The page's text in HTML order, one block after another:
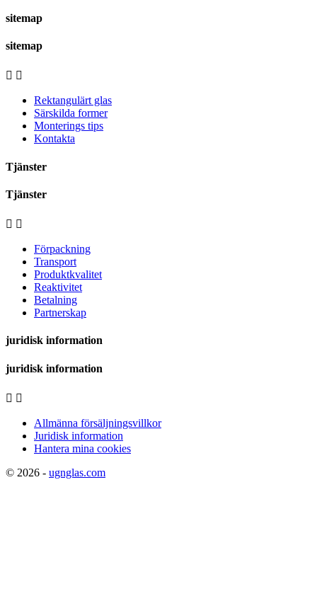
sitemap
sitemap
 
Rektangulärt glas
Särskilda former
Monterings tips
Kontakta
Tjänster
Tjänster
 
Förpackning
Transport
Produktkvalitet
Reaktivitet
Betalning
Partnerskap
juridisk information
juridisk information
 
Allmänna försäljningsvillkor
Juridisk information
Hantera mina cookies
© 2026 - ugnglas.com